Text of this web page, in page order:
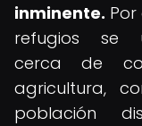
inminente.
refugios se
cerca de
agricultura,
población